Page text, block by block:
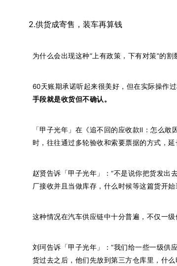
2.供货成寄售，装车再算钱
为什么会出现这种“上有政策，下有对策”的割
60天账期承诺听起来很美好，但在实际操作过
手段就是收货但不确认。
「甲子光年」在《追不回的应收款Ⅱ：怎么
时，往往通过多轮验收和索要票据的方式，
赵贤告诉「甲子光年」：“不是说你把货发出
厂接收并且当做库存，什么时候等这篇货开
这种情况在汽车供应链中十分普遍，不仅一
刘珂告诉「甲子光年」：“我们给一些一级供
货过去之后，他们先放到第三方仓库里，什